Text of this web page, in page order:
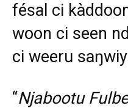
fésal ci
woon ci seen
ci weeru
“Njabootu